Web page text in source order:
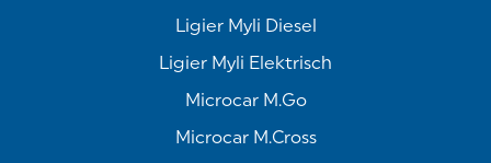
Ligier Myli Diesel
Ligier Myli Elektrisch
Microcar M.Go
Microcar M.Cross